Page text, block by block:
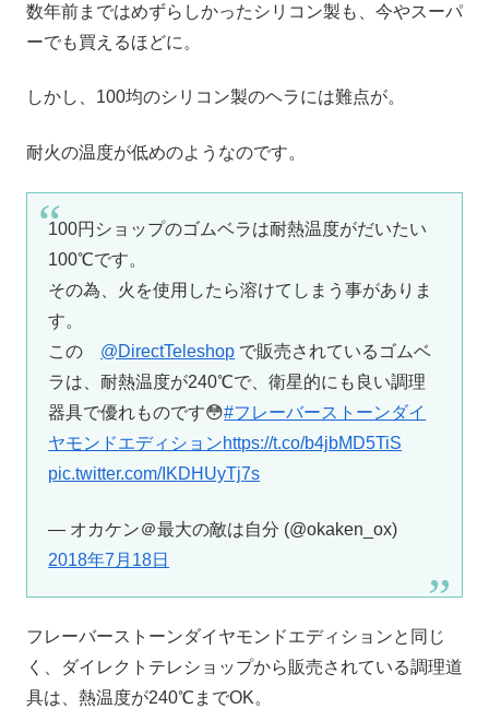
数年前まではめずらしかったシリコン製も、今やスーパ
ーでも買えるほどに。
しかし、100均のシリコン製のヘラには難点が。
耐火の温度が低めのようなのです。
100円ショップのゴムベラは耐熱温度がだいたい
100℃です。
その為、火を使用したら溶けてしまう事がありま
す。
この @DirectTeleshop で販売されているゴムベ
ラは、耐熱温度が240℃で、衛星的にも良い調理
器具で優れものです😳#フレーバーストーンダイ
ヤモンドエディションhttps://t.co/b4jbMD5TiS
pic.twitter.com/IKDHUyTj7s
— オカケン＠最大の敵は自分 (@okaken_ox)
2018年7月18日
フレーバーストーンダイヤモンドエディションと同じ
く、ダイレクトテレショップから販売されている調理道
具は、熱温度が240℃までOK。